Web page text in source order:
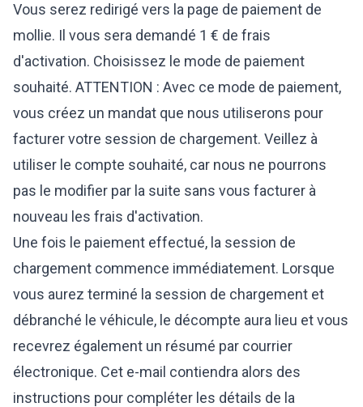
Vous serez redirigé vers la page de paiement de
mollie. Il vous sera demandé 1 € de frais
d'activation. Choisissez le mode de paiement
souhaité. ATTENTION : Avec ce mode de paiement,
vous créez un mandat que nous utiliserons pour
facturer votre session de chargement. Veillez à
utiliser le compte souhaité, car nous ne pourrons
pas le modifier par la suite sans vous facturer à
nouveau les frais d'activation.
Une fois le paiement effectué, la session de
chargement commence immédiatement. Lorsque
vous aurez terminé la session de chargement et
débranché le véhicule, le décompte aura lieu et vous
recevrez également un résumé par courrier
électronique. Cet e-mail contiendra alors des
instructions pour compléter les détails de la